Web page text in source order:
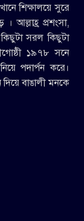
শিক্ষালয়ে সুরে
আল্লাহ্র প্রশংসা,
সরল কিছুটা
১৯৭৮ সনে
পদার্পন করে।
দিয়ে বাঙালী মনকে